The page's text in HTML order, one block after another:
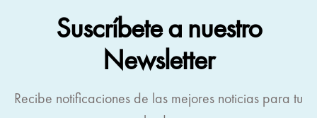
Suscríbete a nuestro
Newsletter
Recibe notificaciones de las mejores noticias para tu